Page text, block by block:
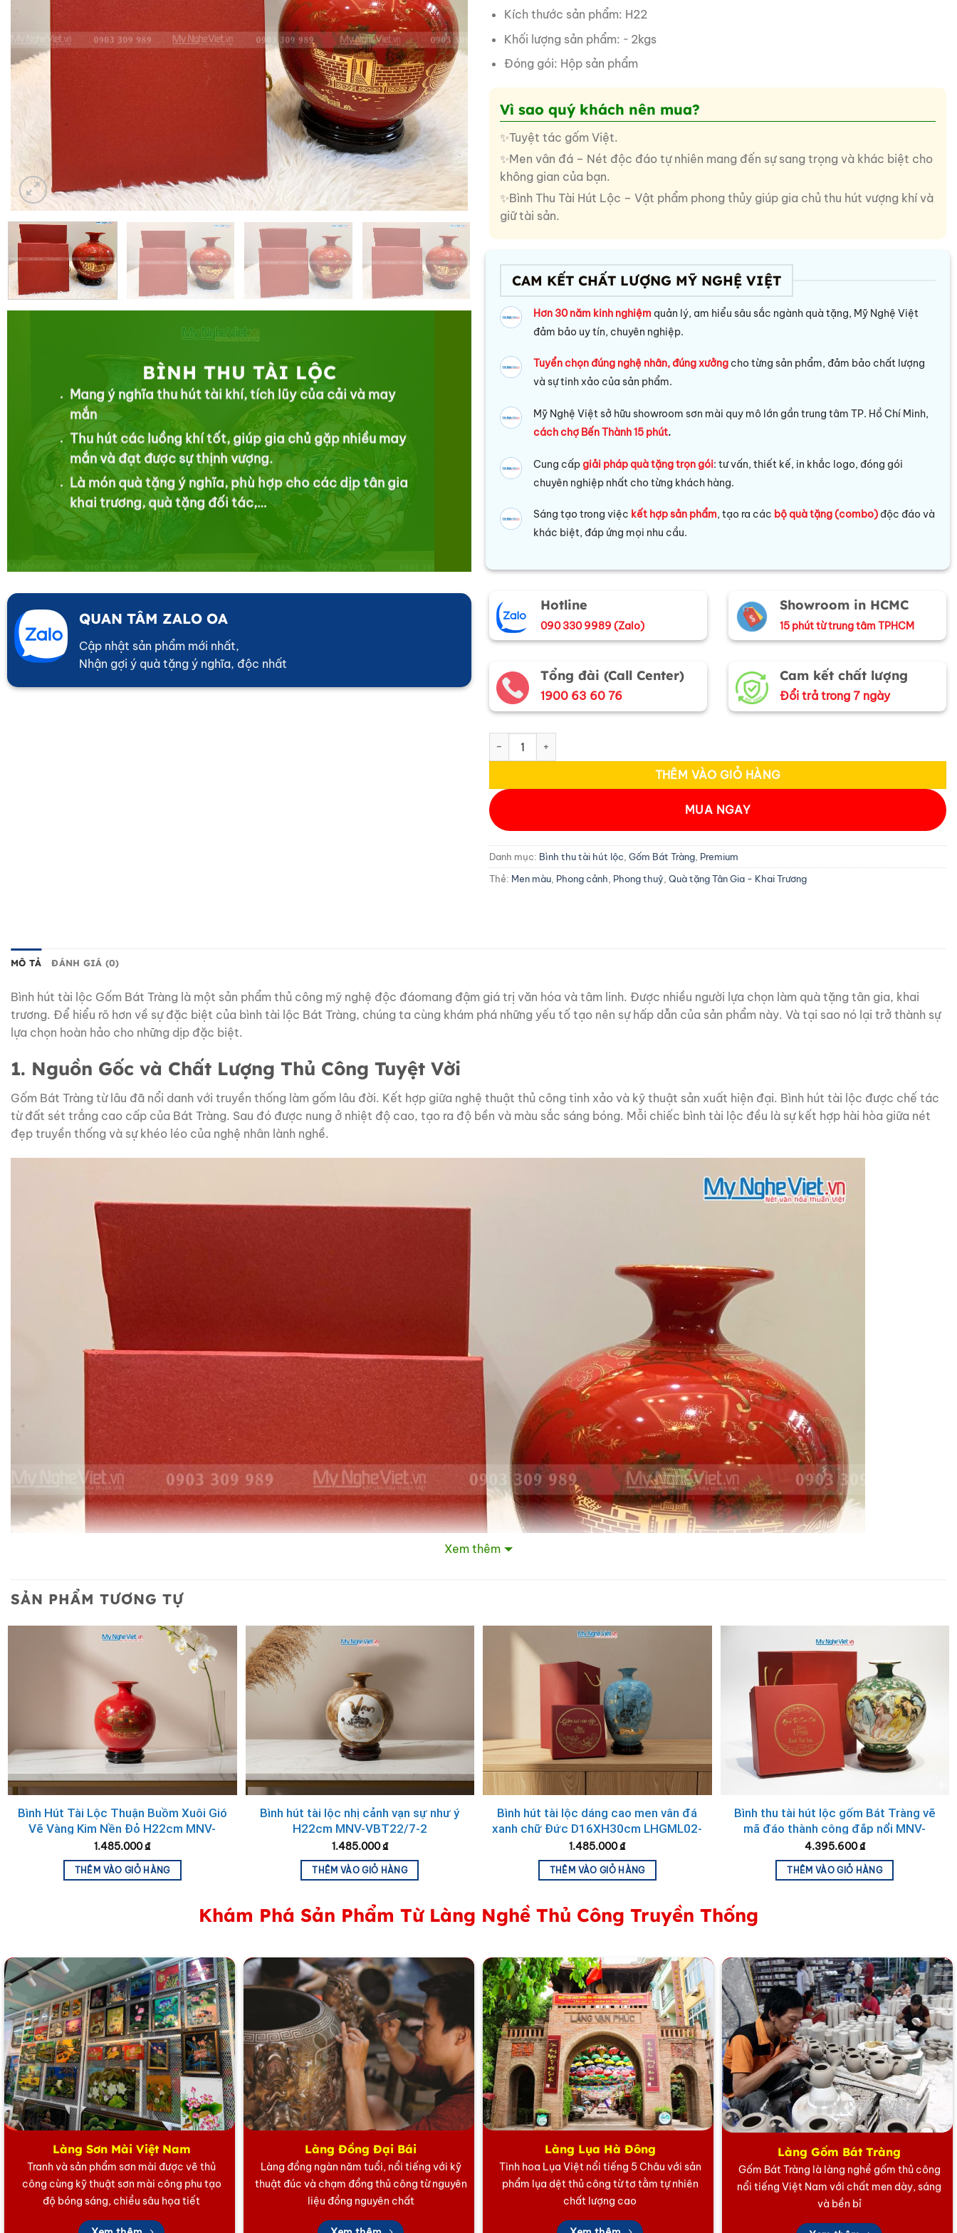
BÌNH THU TÀI LỘC
Mang ý nghĩa thu hút tài khí, tích lũy của cải và may
mắn
Thu hút các luồng khí tốt, giúp gia chủ gặp nhiều may
mắn và đạt được sự thịnh vượng.
Là món quà tặng ý nghĩa, phù hợp cho các dịp tân gia
khai trương, quà tặng đối tác,…
QUAN TÂM ZALO OA
Cập nhật sản phẩm mới nhất,
Nhận gợi ý quà tặng ý nghĩa, độc nhất
Kích thước sản phẩm: H22
Khối lượng sản phẩm: ~ 2kgs
Đóng gói: Hộp sản phẩm
Vì sao quý khách nên mua?
✨Tuyệt tác gốm Việt.
✨Men vân đá – Nét độc đáo tự nhiên mang đến sự sang trọng và khác biệt cho
không gian của bạn.
✨Bình Thu Tài Hút Lộc – Vật phẩm phong thủy giúp gia chủ thu hút vượng khí và
giữ tài sản.
CAM KẾT CHẤT LƯỢNG MỸ NGHỆ VIỆT
Hơn 30 năm kinh nghiệm quản lý, am hiểu sâu sắc ngành quà tặng, Mỹ Nghệ Việt
đảm bảo uy tín, chuyên nghiệp.
Tuyển chọn đúng nghệ nhân, đúng xưởng cho từng sản phẩm, đảm bảo chất lượng
và sự tinh xảo của sản phẩm.
Mỹ Nghệ Việt sở hữu showroom sơn mài quy mô lớn gần trung tâm TP. Hồ Chí Minh,
cách chợ Bến Thành 15 phút.
Cung cấpgiải pháp quà tặng trọn gói: tư vấn, thiết kế, in khắc logo, đóng gói
chuyên nghiệp nhất cho từng khách hàng.
Sáng tạo trong việc kết hợp sản phẩm, tạo ra các bộ quà tặng (combo) độc đáo và
khác biệt, đáp ứng mọi nhu cầu.
Hotline
090 330 9989 (Zalo)
Showroom in HCMC
15 phút từ trung tâm TPHCM
Tổng đài (Call Center)
1900 63 60 76
Cam kết chất lượng
Đổi trả trong 7 ngày
THÊM VÀO GIỎ HÀNG
MUA NGAY
Danh mục: Bình thu tài hút lộc, Gốm Bát Tràng, Premium
Thẻ: Men màu, Phong cảnh, Phong thuỷ, Quà tặng Tân Gia - Khai Trương
MÔ TẢ ĐÁNH GIÁ (0)
Bình hút tài lộc Gốm Bát Tràng là một sản phẩm thủ công mỹ nghệ độc đáomang đậm giá trị văn hóa và tâm linh. Được nhiều người lựa chọn làm quà tặng tân gia, khai
trương. Để hiểu rõ hơn về sự đặc biệt của bình tài lộc Bát Tràng, chúng ta cùng khám phá những yếu tố tạo nên sự hấp dẫn của sản phẩm này. Và tại sao nó lại trở thành sự
lựa chọn hoàn hảo cho những dịp đặc biệt.
1. Nguồn Gốc và Chất Lượng Thủ Công Tuyệt Vời
Gốm Bát Tràng từ lâu đã nổi danh với truyền thống làm gốm lâu đời. Kết hợp giữa nghệ thuật thủ công tinh xảo và kỹ thuật sản xuất hiện đại. Bình hút tài lộc được chế tác
từ đất sét trắng cao cấp của Bát Tràng. Sau đó được nung ở nhiệt độ cao, tạo ra độ bền và màu sắc sáng bóng. Mỗi chiếc bình tài lộc đều là sự kết hợp hài hòa giữa nét
đẹp truyền thống và sự khéo léo của nghệ nhân lành nghề.
Quà tân gia bình thu tài vẽ tam cảnh nền đỏ
2. Ý Nghĩa Bình Hút Tài Lộc – Phong Thủy Sâu Sắc
Giúp “thu tài” vào nhà và “giữ của” cho gia chủ. Đây là lý do bình tài lộc trở thành lựa chọn hàng đầu để làm quà tặng trong dịp tân gia, khai trương. Tặng bình tài lộc không
chỉ thể hiện lòng thành. Mà còn là lời chúc may mắn và thịnh vượng.
3. Bình Hút Tài Lộc – Quà Tặng Tân Gia Ý Nghĩa
Trong dịp tân gia, gia chủ thường mong muốn nhận được những lời chúc tốt đẹp và vật phẩm mang lại may mắn cho ngôi nhà mới. Bình tài lộc Gốm Bát Tràng, với thiết kế
tinh tế và mang đậm giá trị văn hóa phong thủy, là món quà tặng lý tưởng. Sự xuất hiện của chiếc bình tài lộc trong không gian sống mới không chỉ tạo điểm nhấn trang trí
mà còn mang lại sự an yên, tài vận dồi dào.
4. Quà Tặng Khai Trương Mang Lại Thịnh Vượng
Xem thêm
SẢN PHẨM TƯƠNG TỰ
Bình Hút Tài Lộc Thuận Buồm Xuôi Gió
Vẽ Vàng Kim Nền Đỏ H22cm MNV-
HBT22/7.3
1.485.000₫
THÊM VÀO GIỎ HÀNG
Bình hút tài lộc nhị cảnh vạn sự như ý
H22cm MNV-VBT22/7-2
1.485.000₫
THÊM VÀO GIỎ HÀNG
Bình hút tài lộc dáng cao men vân đá
xanh chữ Đức D16XH30cm LHGML02-
3
1.485.000₫
THÊM VÀO GIỎ HÀNG
Bình thu tài hút lộc gốm Bát Tràng vẽ
mã đáo thành công đắp nổi MNV-
VBT25 – Quà tặng cao cấp
4.395.600₫
THÊM VÀO GIỎ HÀNG
Khám Phá Sản Phẩm Từ Làng Nghề Thủ Công Truyền Thống
Làng Sơn Mài Việt Nam
Tranh và sản phẩm sơn mài được vẽ thủ
công cùng kỹ thuật sơn mài công phu tạo
độ bóng sáng, chiều sâu họa tiết
Làng Đồng Đại Bái
Làng đồng ngàn năm tuổi, nổi tiếng với kỹ
thuật đúc và chạm đồng thủ công từ nguyên
liệu đồng nguyên chất
Làng Lụa Hà Đông
Tinh hoa Lụa Việt nổi tiếng 5 Châu với sản
phẩm lụa dệt thủ công từ tơ tằm tự nhiên
chất lượng cao
Làng Gốm Bát Tràng
Gốm Bát Tràng là làng nghề gốm thủ công
nổi tiếng Việt Nam với chất men dày, sáng
và bền bỉ